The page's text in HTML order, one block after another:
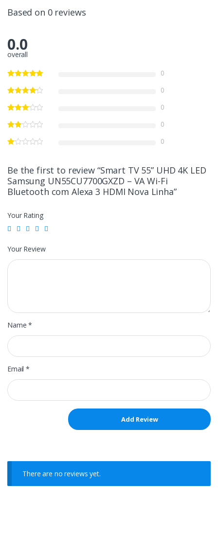
Based on 0 reviews
0.0
overall
0
0
0
0
0
Be the first to review “Smart TV 55” UHD 4K LED
Samsung UN55CU7700GXZD – VA Wi-Fi
Bluetooth com Alexa 3 HDMI Nova Linha”
Your Rating
Your Review
Name*
Email*
There are no reviews yet.